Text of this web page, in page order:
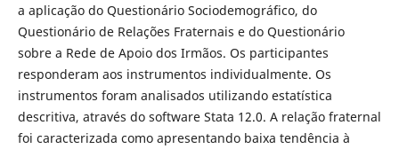
a aplicação do Questionário Sociodemográfico, do
Questionário de Relações Fraternais e do Questionário
sobre a Rede de Apoio dos Irmãos. Os participantes
responderam aos instrumentos individualmente. Os
instrumentos foram analisados utilizando estatística
descritiva, através do software Stata 12.0. A relação fraternal
foi caracterizada como apresentando baixa tendência à